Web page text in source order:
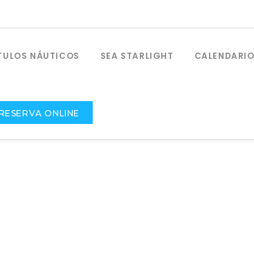
NÁUTICOS SEA STARLIGHT
ONLINE